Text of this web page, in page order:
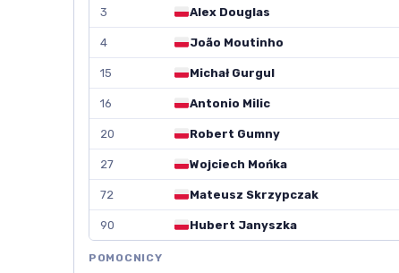
3 Alex Douglas
4 João Moutinho
15 Michał Gurgul
16 Antonio Milic
20 Robert Gumny
27 Wojciech Mońka
72 Mateusz Skrzypczak
90 Hubert Janyszka
POMOCNICY